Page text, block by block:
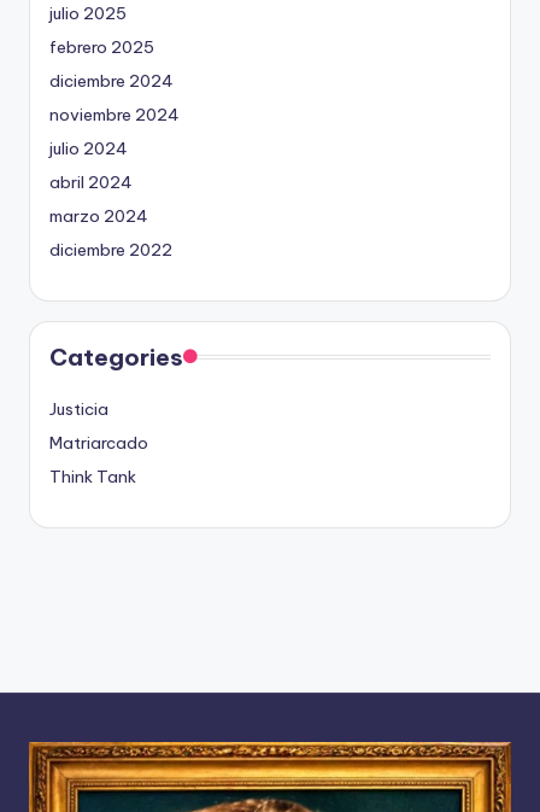
julio 2025
febrero 2025
diciembre 2024
noviembre 2024
julio 2024
abril 2024
marzo 2024
diciembre 2022
Categories
Justicia
Matriarcado
Think Tank